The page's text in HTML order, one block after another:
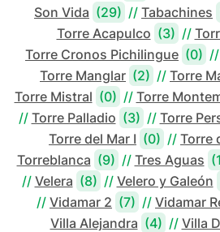
Son Vida (29) // Tabachines
Torre Acapulco (3) //
Torre Cronos Pichilingue (0) //
Torre Manglar (2) // Torre
Torre Mistral (0) // Torre
// Torre Palladio (3) // Torre
Torre del Mar I (0) // Torre
Torreblanca (9) // Tres Aguas
// Velera (8) // Velero y Galeón
// Vidamar 2 (7) // Vidamar
Villa Alejandra (4) // Villa